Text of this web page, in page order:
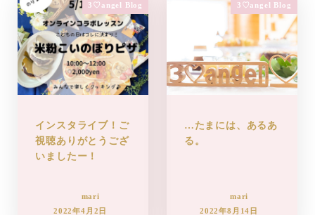
3♡angel Blog
インスタライブ！ご
視聴ありがとうござ
いましたー！
mari
2022年4月2日
3♡angel Blog
…たまには、あるあ
る。
mari
2022年8月14日